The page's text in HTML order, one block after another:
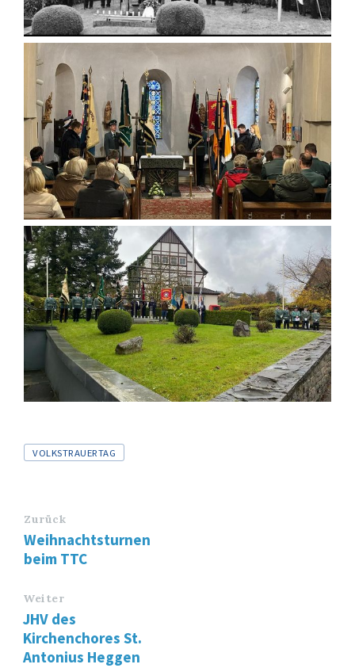
Tags
VOLKSTRAUERTAG
Zurück
Weihnachtsturnen
beim TTC
Weiter
JHV des
Kirchenchores St.
Antonius Heggen